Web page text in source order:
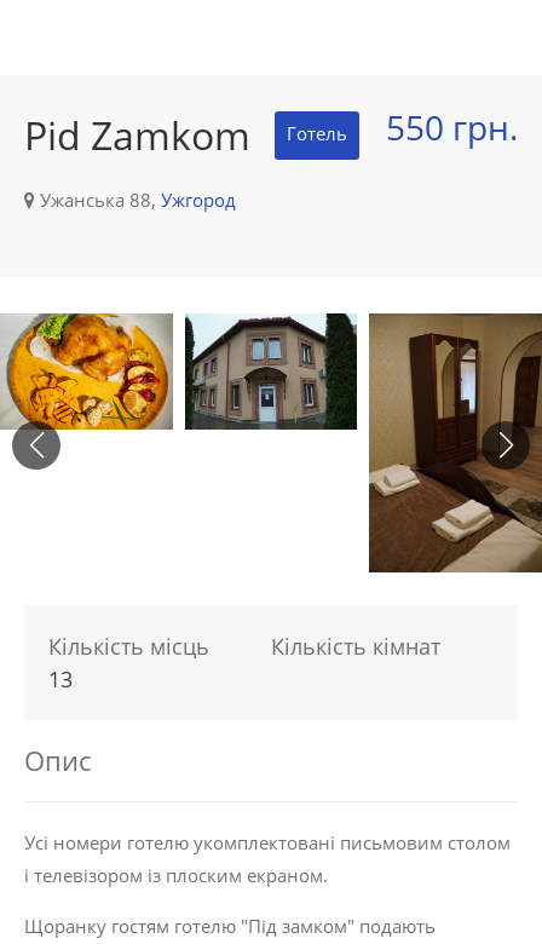
Pid Zamkom Готель 550 грн.
Ужанська 88, Ужгород
Кількість місць
13
Кількість кімнат
Опис
Усі номери готелю укомплектовані письмовим столом
і телевізором із плоским екраном.
Щоранку гостям готелю "Під замком" подають